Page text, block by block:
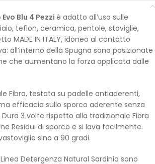
Blu 4 Pezzi è adatto all’uso sulle
teflon, ceramica, pentole, stoviglie,
MADE IN ITALY, idoneo al contatto
all’interno della Spugna sono posizionate
che aumentano la forza applicata dalle
Fibra, testata su padelle antiaderenti,
efficacia sullo sporco aderente senza
3 volte rispetto alla tradizionale Fibra
Residui di sporco e si lava facilmente.
sino a 90 gradi.
Detergenza Natural Sardinia sono